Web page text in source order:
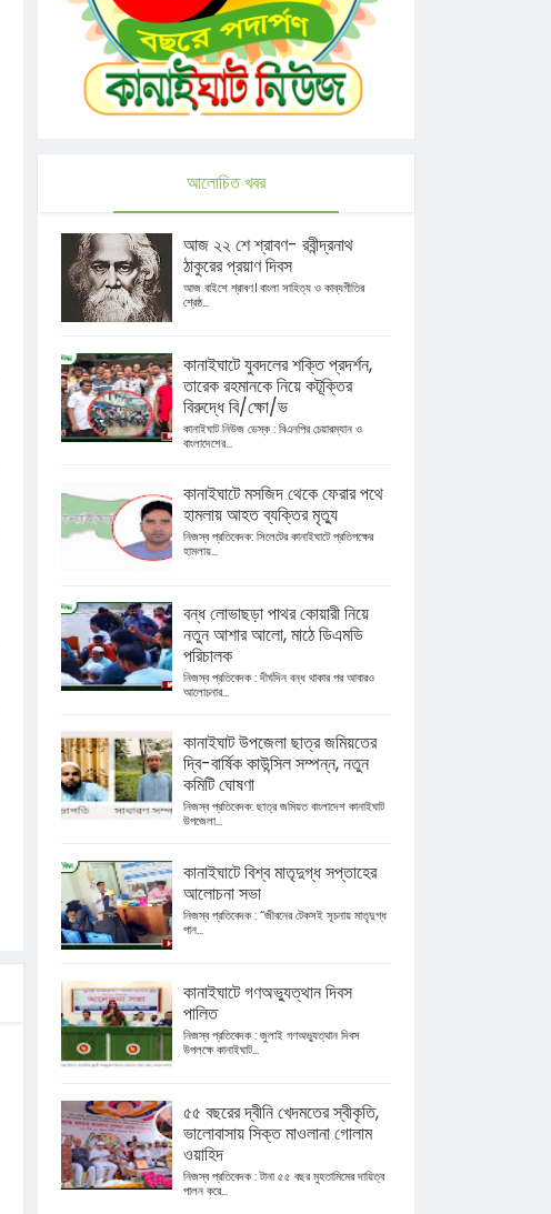
আলোচিত খবর
আজ ২২ শে শ্রাবণ- রবীন্দ্রনাথ
ঠাকুরের প্রয়াণ দিবস
আজ বাইশে শ্রাবণ। বাংলা সাহিত্য ও কাব্যগীতির
শ্রেষ্ঠ...
কানাইঘাটে যুবদলের শক্তি প্রদর্শন,
তারেক রহমানকে নিয়ে কটূক্তির
বিরুদ্ধে বি/ক্ষো/ভ
কানাইঘাট নিউজ ডেস্ক : বিএনপির চেয়ারম্যান ও
বাংলাদেশের...
কানাইঘাটে মসজিদ থেকে ফেরার পথে
হামলায় আহত ব্যক্তির মৃত্যু
নিজস্ব প্রতিবেদক: সিলেটের কানাইঘাটে প্রতিপক্ষের
হামলায়...
বন্ধ লোভাছড়া পাথর কোয়ারী নিয়ে
নতুন আশার আলো, মাঠে ডিএমডি
পরিচালক
নিজস্ব প্রতিবেদক : দীর্ঘদিন বন্ধ থাকার পর আবারও
আলোচনার...
কানাইঘাট উপজেলা ছাত্র জমিয়তের
দ্বি-বার্ষিক কাউন্সিল সম্পন্ন, নতুন
কমিটি ঘোষণা
নিজস্ব প্রতিবেদক: ছাত্র জমিয়ত বাংলাদেশ কানাইঘাট
উপজেলা...
কানাইঘাটে বিশ্ব মাতৃদুগ্ধ সপ্তাহের
আলোচনা সভা
নিজস্ব প্রতিবেদক : “জীবনের টেকসই সূচনায় মাতৃদুগ্ধ
পান...
কানাইঘাটে গণঅভ্যুত্থান দিবস
পালিত
নিজস্ব প্রতিবেদক : জুলাই গণঅভ্যুত্থান দিবস
উপলক্ষে কানাইঘাট...
৫৫ বছরের দ্বীনি খেদমতের স্বীকৃতি,
ভালোবাসায় সিক্ত মাওলানা গোলাম
ওয়াহিদ
নিজস্ব প্রতিবেদক : টানা ৫৫ বছর মুহতামিমের দায়িত্ব
পালন করে...